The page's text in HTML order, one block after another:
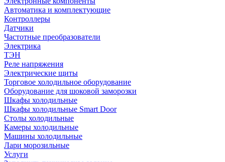
Автоматика и комплектующие
Контроллеры
Датчики
Частотные преобразователи
Электрика
ТЭН
Реле напряжения
Электрические щиты
Торговое холодильное оборудование
Оборудование для шоковой заморозки
Шкафы холодильные
Шкафы холодильные Smart Door
Столы холодильные
Камеры холодильные
Машины холодильные
Лари морозильные
Услуги